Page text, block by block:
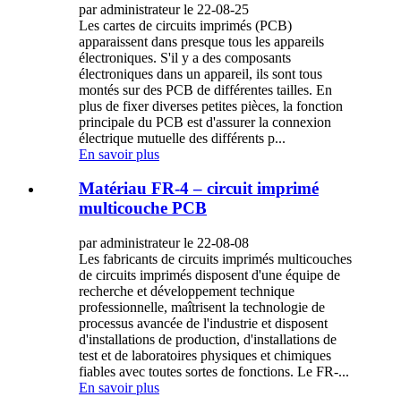
par administrateur le 22-08-25
Les cartes de circuits imprimés (PCB)
apparaissent dans presque tous les appareils
électroniques. S'il y a des composants
électroniques dans un appareil, ils sont tous
montés sur des PCB de différentes tailles. En
plus de fixer diverses petites pièces, la fonction
principale du PCB est d'assurer la connexion
électrique mutuelle des différents p...
En savoir plus
Matériau FR-4 – circuit imprimé
multicouche PCB
par administrateur le 22-08-08
Les fabricants de circuits imprimés multicouches
de circuits imprimés disposent d'une équipe de
recherche et développement technique
professionnelle, maîtrisent la technologie de
processus avancée de l'industrie et disposent
d'installations de production, d'installations de
test et de laboratoires physiques et chimiques
fiables avec toutes sortes de fonctions. Le FR-...
En savoir plus